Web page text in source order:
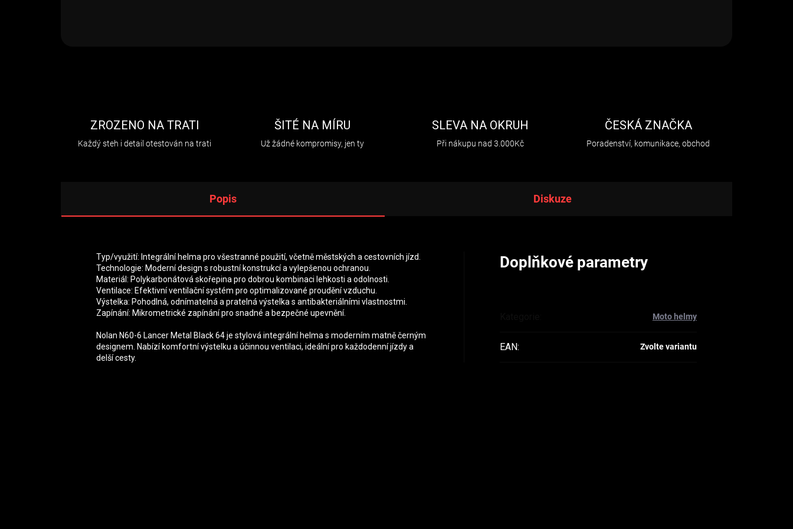
ZROZENO NA TRATI
Každý steh i detail otestován na trati
ŠITÉ NA MÍRU
Už žádné kompromisy, jen ty
SLEVA NA OKRUH
Při nákupu nad 3.000Kč
ČESKÁ ZNAČKA
Poradenství, komunikace, obchod
Popis Diskuze
Typ/využití: Integrální helma pro všestranné použití, včetně městských a cestovních jízd.
Technologie: Moderní design s robustní konstrukcí a vylepšenou ochranou.
Materiál: Polykarbonátová skořepina pro dobrou kombinaci lehkosti a odolnosti.
Ventilace: Efektivní ventilační systém pro optimalizované proudění vzduchu.
Výstelka: Pohodlná, odnímatelná a pratelná výstelka s antibakteriálními vlastnostmi.
Zapínání: Mikrometrické zapínání pro snadné a bezpečné upevnění.
Nolan N60-6 Lancer Metal Black 64 je stylová integrální helma s moderním matně černým
designem. Nabízí komfortní výstelku a účinnou ventilaci, ideální pro každodenní jízdy a
delší cesty.
Doplňkové parametry
Moto helmy
EAN: Zvolte variantu